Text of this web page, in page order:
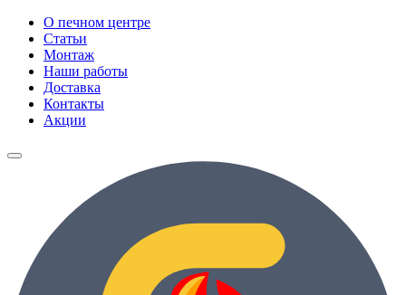
О печном центре
Статьи
Монтаж
Наши работы
Доставка
Контакты
Акции